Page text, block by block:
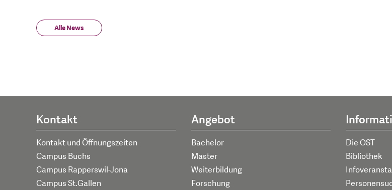
Alle News
Kontakt
Kontakt und Öffnungszeiten
Campus Buchs
Campus Rapperswil-Jona
Campus St.Gallen
Angebot
Bachelor
Master
Weiterbildung
Forschung
Die OST
Bibliothek